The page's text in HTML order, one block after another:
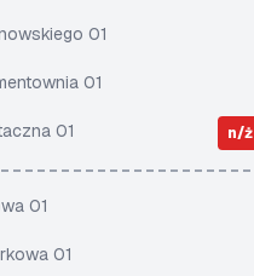
01
01
01 n/ż
01
01